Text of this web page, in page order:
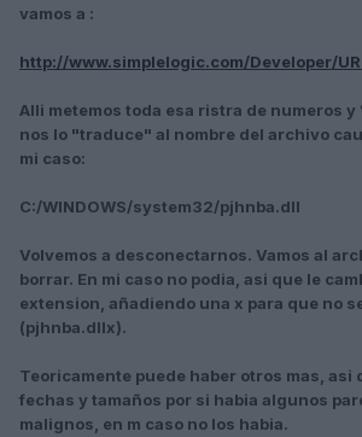
vamos a :
http://www.simplelogic.com/Developer/
Alli metemos toda esa ristra de numeros y
nos lo "traduce" al nombre del archivo
mi caso:
C:/WINDOWS/system32/pjhnba.dll
Volvemos a desconectarnos. Vamos al
borrar. En mi caso no podia, asi que le
extension, añadiendo una x para que no
(pjhnba.dllx).
Teoricamente puede haber otros mas, asi
fechas y tamaños por si habia algunos
malignos, en m caso no los habia.